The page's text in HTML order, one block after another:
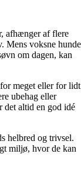
afhænger af flere
Mens voksne hunde
om dagen, kan
meget eller for lidt
ubehag eller
det altid en god idé
helbred og trivsel.
miljø, hvor de kan